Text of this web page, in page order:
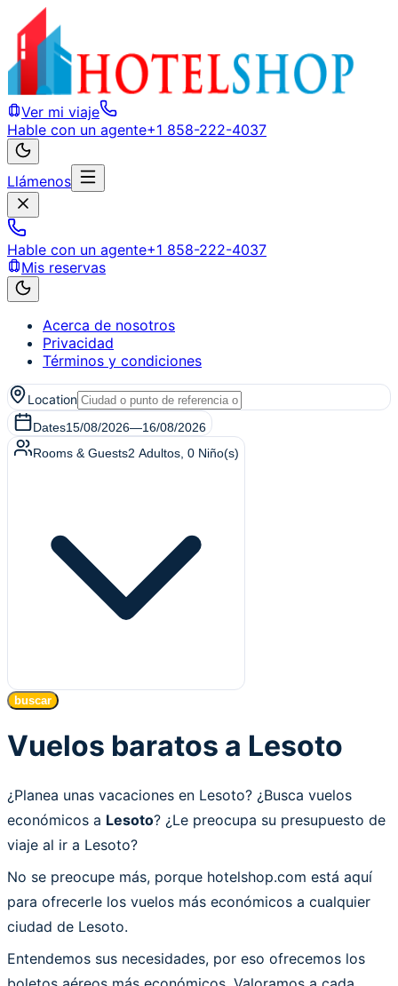
Ver mi viaje
Hable con un agente+1 858-222-4037
Llámenos
Hable con un agente+1 858-222-4037
Mis reservas
Acerca de nosotros
Privacidad
Términos y condiciones
Location
Dates15/08/2026—16/08/2026
Rooms & Guests2 Adultos 0 Niño(s)
buscar
Vuelos baratos a Lesoto
¿Planea unas vacaciones en Lesoto? ¿Busca vuelos
económicos a Lesoto? ¿Le preocupa su presupuesto de
viaje al ir a Lesoto?
No se preocupe más, porque hotelshop.com está aquí
para ofrecerle los vuelos más económicos a cualquier
ciudad de Lesoto.
Entendemos sus necesidades, por eso ofrecemos los